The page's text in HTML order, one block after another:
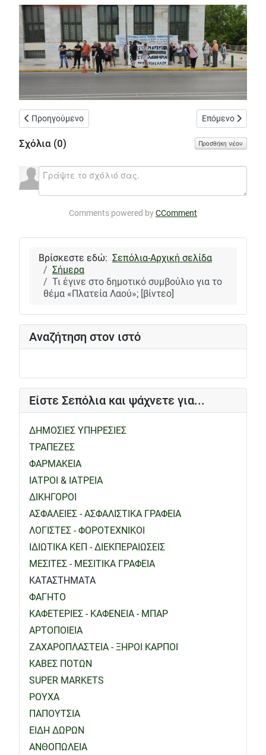
Αναζήτηση στον ιστό
Είστε Σεπόλια και ψάχνετε για...
ΔΗΜΟΣΙΕΣ ΥΠΗΡΕΣΙΕΣ
ΤΡΑΠΕΖΕΣ
ΦΑΡΜΑΚΕΙΑ
ΙΑΤΡΟΙ & ΙΑΤΡΕΙΑ
ΔΙΚΗΓΟΡΟΙ
ΑΣΦΑΛΕΙΕΣ - ΑΣΦΑΛΙΣΤΙΚΑ ΓΡΑΦΕΙΑ
ΛΟΓΙΣΤΕΣ - ΦΟΡΟΤΕΧΝΙΚΟΙ
ΙΔΙΩΤΙΚΑ ΚΕΠ - ΔΙΕΚΠΕΡΑΙΩΣΕΙΣ
ΜΕΣΙΤΕΣ - ΜΕΣΙΤΙΚΑ ΓΡΑΦΕΙΑ
ΚΑΤΑΣΤΗΜΑΤΑ
ΦΑΓΗΤΟ
ΚΑΦΕΤΕΡΙΕΣ - ΚΑΦΕΝΕΙΑ - ΜΠΑΡ
ΑΡΤΟΠΟΙΕΙΑ
ΖΑΧΑΡΟΠΛΑΣΤΕΙΑ - ΞΗΡΟΙ ΚΑΡΠΟΙ
ΚΑΒΕΣ ΠΟΤΩΝ
SUPER MARKETS
ΡΟΥΧΑ
ΠΑΠΟΥΤΣΙΑ
ΕΙΔΗ ΔΩΡΩΝ
ΑΝΘΟΠΩΛΕΙΑ
Προηγούμενο άρθρο: Ή γκρεμίστε το ή φτιάξτε το!
Προηγούμενο Επόμενο άρθρο:
Επόμενο
Σχόλια (0) Προσθήκη νέου
Comments powered byCComment
Βρίσκεστε εδώ: Σεπόλια-Αρχική σελίδα
Σήμερα
Τι έγινε στο δημοτικό συμβούλιο για το
θέμα «Πλατεία Λαού»; [βίντεο]